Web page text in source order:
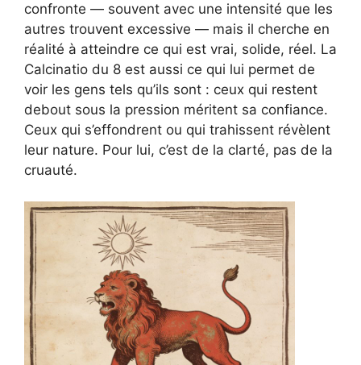
confronte — souvent avec une intensité que les
autres trouvent excessive — mais il cherche en
réalité à atteindre ce qui est vrai, solide, réel. La
Calcinatio du 8 est aussi ce qui lui permet de
voir les gens tels qu’ils sont : ceux qui restent
debout sous la pression méritent sa confiance.
Ceux qui s’effondrent ou qui trahissent révèlent
leur nature. Pour lui, c’est de la clarté, pas de la
cruauté.